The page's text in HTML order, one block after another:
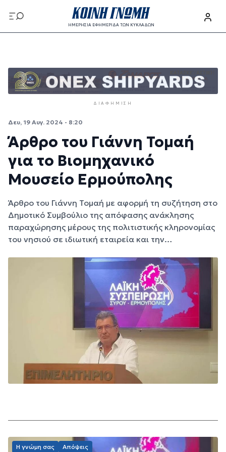
Παράκαμψη προς το κυρίως περιεχόμενο
ΗΜΕΡΗΣΙΑ ΕΦΗΜΕΡΙΔΑ ΤΩΝ ΚΥΚΛΑΔΩΝ
ΔΙΑΦΉΜΙΣΗ
Δευ, 19 Αυγ. 2024 - 8:20
Άρθρο του Γιάννη Τομαή
για το Βιομηχανικό
Μουσείο Ερμούπολης
Άρθρο του Γιάννη Τομαή με αφορμή τη συζήτηση στο
Δημοτικό Συμβούλιο της απόφασης ανάκλησης
παραχώρησης μέρους της πολιτιστικής κληρονομίας
του νησιού σε ιδιωτική εταιρεία και την…
Η γνώμη σας Απόψεις